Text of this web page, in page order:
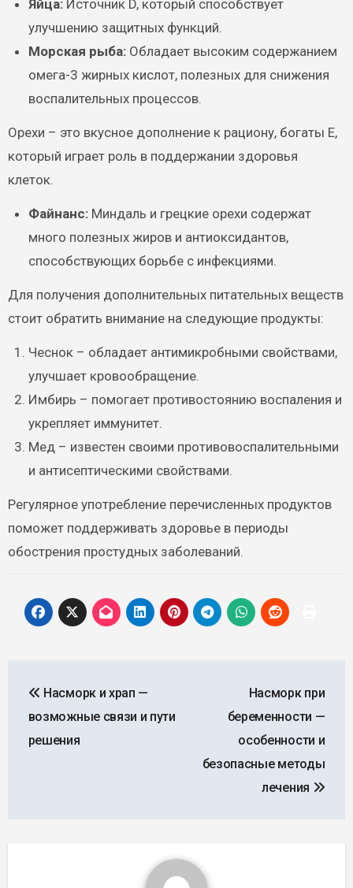
Яйца:Источник D, который способствует
улучшению защитных функций.
Морская рыба:Обладает высоким содержанием
омега-3 жирных кислот, полезных для снижения
воспалительных процессов.
Орехи – это вкусное дополнение к рациону, богаты E,
который играет роль в поддержании здоровья
клеток.
Файнанс:Миндаль и грецкие орехи содержат
много полезных жиров и антиоксидантов,
способствующих борьбе с инфекциями.
Для получения дополнительных питательных веществ
стоит обратить внимание на следующие продукты:
Чеснок – обладает антимикробными свойствами,
улучшает кровообращение.
Имбирь – помогает противостоянию воспаления и
укрепляет иммунитет.
Мед – известен своими противовоспалительными
и антисептическими свойствами.
Регулярное употребление перечисленных продуктов
поможет поддерживать здоровье в периоды
обострения простудных заболеваний.
по
записям
Насморк и храп —
возможные связи и пути
решения
Насморк при
беременности —
особенности и
безопасные методы
лечения